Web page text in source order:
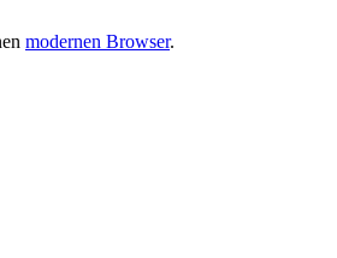
modernen Browser.